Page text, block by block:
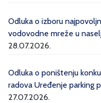
Odluka o izboru
vodovodne mreže u
28.07.2026.
Odluka o poništenju
radova Uređenje parking
27.07.2026.